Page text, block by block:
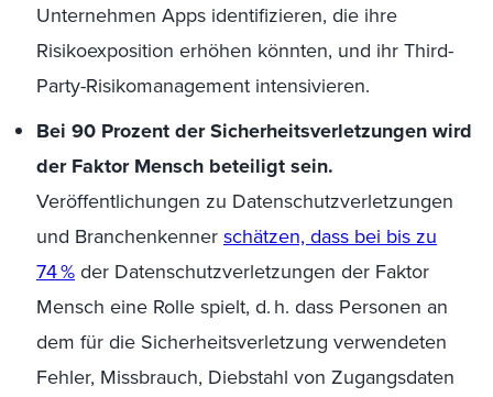
Unternehmen Apps identifizieren, die ihre
Risikoexposition erhöhen könnten, und ihr Third-
Party-Risikomanagement intensivieren.
Bei 90 Prozent der Sicherheitsverletzungen wird
der Faktor Mensch beteiligt sein.
Veröffentlichungen zu Datenschutzverletzungen
und Branchenkenner schätzen, dass bei bis zu
74 % der Datenschutzverletzungen der Faktor
Mensch eine Rolle spielt, d. h. dass Personen an
dem für die Sicherheitsverletzung verwendeten
Fehler, Missbrauch, Diebstahl von Zugangsdaten